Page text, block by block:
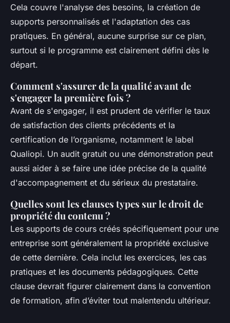
Cela couvre l'analyse des besoins, la création de
supports personnalisés et l'adaptation des cas
pratiques. En général, aucune surprise sur ce plan,
surtout si le programme est clairement défini dès le
départ.
Comment s'assurer de la qualité avant de
s'engager la première fois ?
Avant de s'engager, il est prudent de vérifier le taux
de satisfaction des clients précédents et la
certification de l’organisme, notamment le label
Qualiopi. Un audit gratuit ou une démonstration peut
aussi aider à se faire une idée précise de la qualité
d'accompagnement et du sérieux du prestataire.
Quelles sont les clauses types sur le droit de
propriété du contenu ?
Les supports de cours créés spécifiquement pour une
entreprise sont généralement la propriété exclusive
de cette dernière. Cela inclut les exercices, les cas
pratiques et les documents pédagogiques. Cette
clause devrait figurer clairement dans la convention
de formation, afin d’éviter tout malentendu ultérieur.